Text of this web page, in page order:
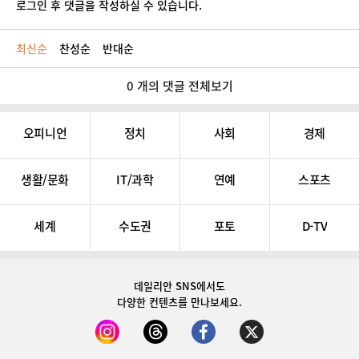
로그인 후 댓글을 작성하실 수 있습니다.
최신순 찬성순 반대순
0 개의 댓글 전체보기
오피니언 정치 사회 경제
생활/문화 IT/과학 연예 스포츠
세계 수도권 포토 D-TV
데일리안 SNS에서도
다양한 컨텐츠를 만나보세요.